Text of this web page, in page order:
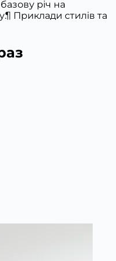
річ на
Приклади стилів та